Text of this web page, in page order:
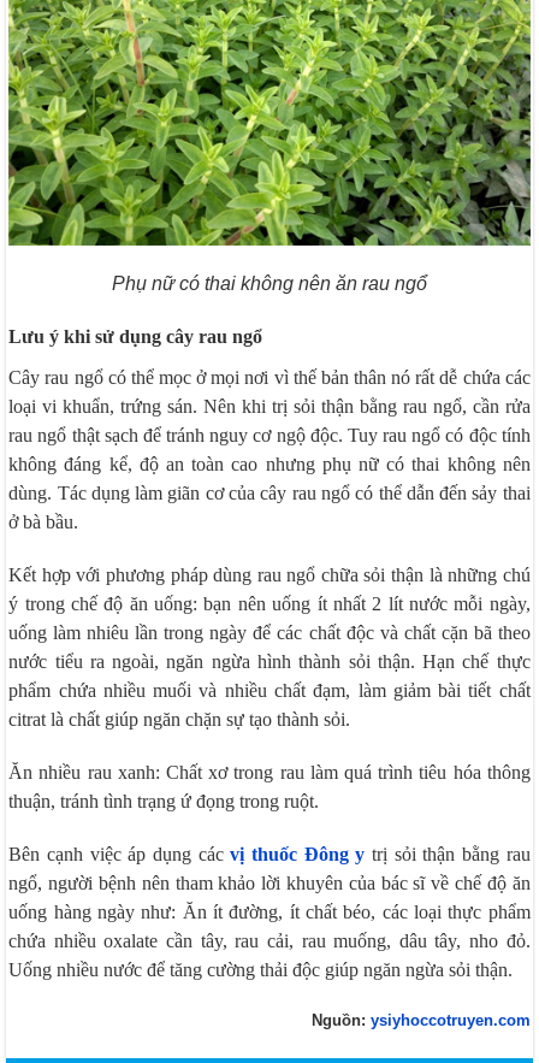
Phụ nữ có thai không nên ăn rau ngổ
Lưu ý khi sử dụng cây rau ngổ
Cây rau ngổ có thể mọc ở mọi nơi vì thế bản thân nó rất dễ chứa các
loại vi khuẩn, trứng sán. Nên khi trị sỏi thận bằng rau ngổ, cần rửa
rau ngổ thật sạch để tránh nguy cơ ngộ độc. Tuy rau ngổ có độc tính
không đáng kể, độ an toàn cao nhưng phụ nữ có thai không nên
dùng. Tác dụng làm giãn cơ của cây rau ngổ có thể dẫn đến sảy thai
ở bà bầu.
Kết hợp với phương pháp dùng rau ngổ chữa sỏi thận là những chú
ý trong chế độ ăn uống: bạn nên uống ít nhất 2 lít nước mỗi ngày,
uống làm nhiêu lần trong ngày để các chất độc và chất cặn bã theo
nước tiểu ra ngoài, ngăn ngừa hình thành sỏi thận. Hạn chế thực
phẩm chứa nhiều muối và nhiều chất đạm, làm giảm bài tiết chất
citrat là chất giúp ngăn chặn sự tạo thành sỏi.
Ăn nhiều rau xanh: Chất xơ trong rau làm quá trình tiêu hóa thông
thuận, tránh tình trạng ứ đọng trong ruột.
Bên cạnh việc áp dụng cácvị thuốc Đông y trị sỏi thận bằng rau
ngổ, người bệnh nên tham khảo lời khuyên của bác sĩ về chế độ ăn
uống hàng ngày như: Ăn ít đường, ít chất béo, các loại thực phẩm
chứa nhiều oxalate cần tây, rau cải, rau muống, dâu tây, nho đỏ.
Uống nhiều nước để tăng cường thải độc giúp ngăn ngừa sỏi thận.
Nguồn: ysiyhoccotruyen.com